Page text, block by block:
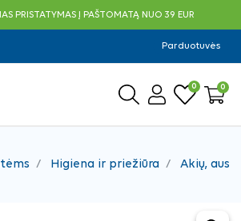
PRISTATYMAS Į PAŠTOMATĄ NUO 39 EUR
Parduotuvės
0 0
Higiena ir priežiūra Akių,